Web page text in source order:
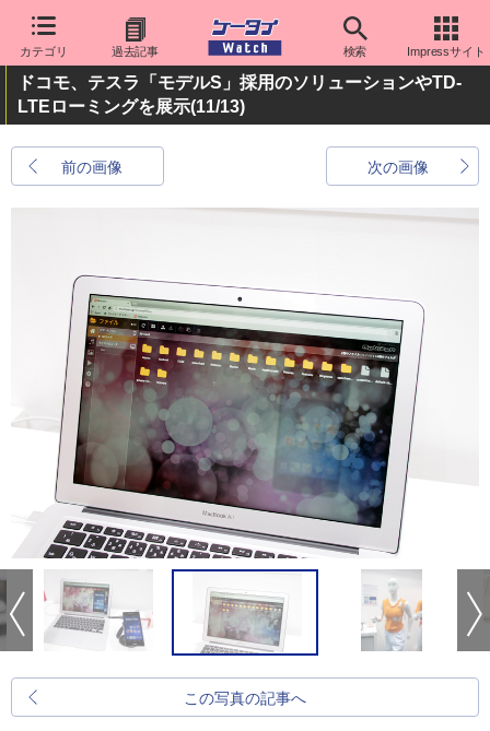
カテゴリ 過去記事 検索 Impressサイト
ドコモ、テスラ「モデルS」採用のソリューションやTD-
LTEローミングを展示(11/13)
前の画像 次の画像
この写真の記事へ